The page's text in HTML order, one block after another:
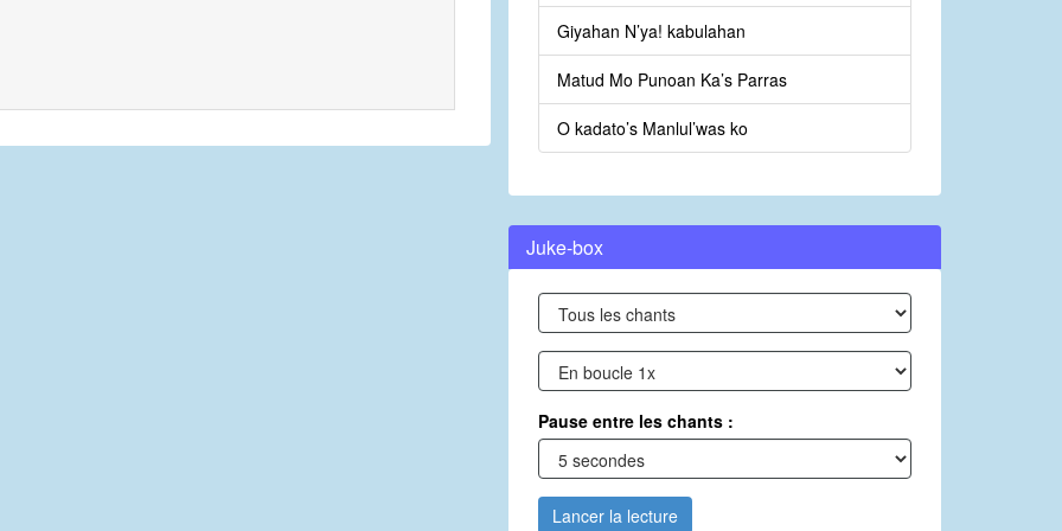
Giyahan N’ya! kabulahan
Matud Mo Punoan Ka’s Parras
O kadato’s Manlul’was ko
Juke-box
Pause entre les chants :
Lancer la lecture